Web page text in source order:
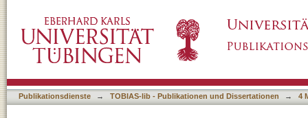
LPS in vitro
Publikationsdienste → TOBIAS-lib - Publikationen und Dissertationen → 4